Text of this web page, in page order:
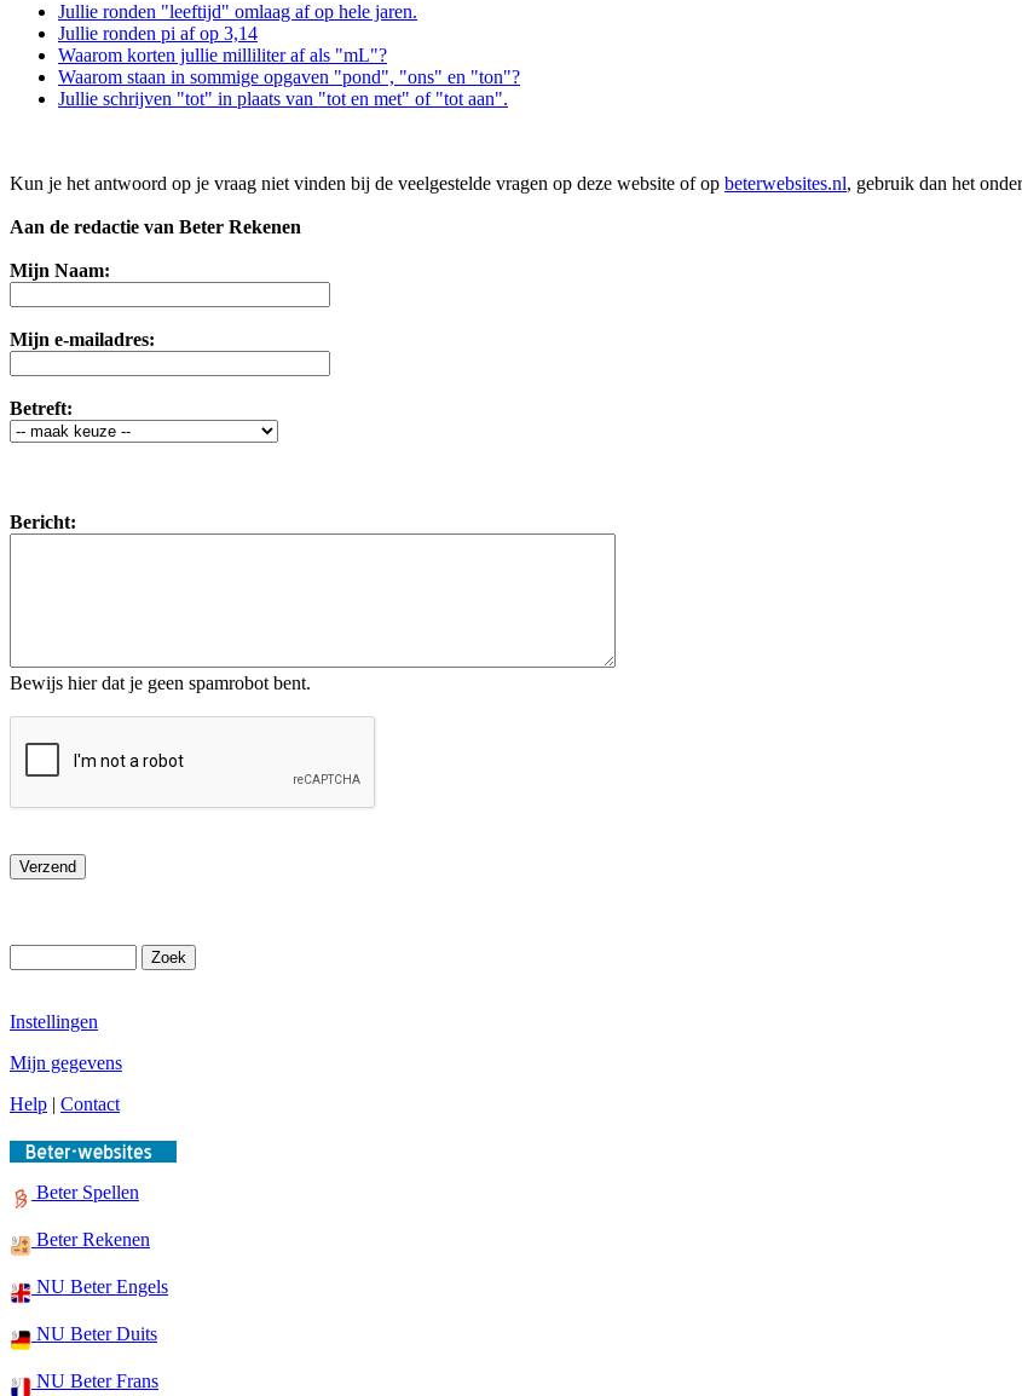
Jullie ronden "leeftijd" omlaag af op hele jaren.
Jullie ronden pi af op 3,14
Waarom korten jullie milliliter af als "mL"?
Waarom staan in sommige opgaven "pond", "ons" en "ton"?
Jullie schrijven "tot" in plaats van "tot en met" of "tot aan".
Kun je het antwoord op je vraag niet vinden bij de veelgestelde vragen op deze website of op beterwebsites.nl, gebruik dan het
Aan de redactie van Beter Rekenen
Mijn Naam:
Mijn e-mailadres:
Betreft:
Bericht:
Bewijs hier dat je geen spamrobot bent.
Instellingen
Mijn gegevens
Help | Contact
Beter Spellen
Beter Rekenen
NU Beter Engels
NU Beter Duits
NU Beter Frans